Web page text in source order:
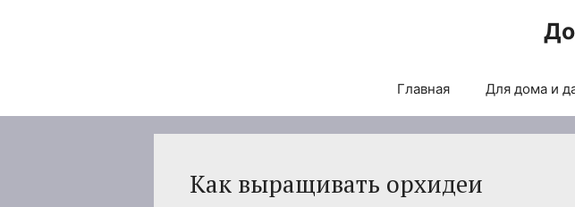
Главная Для дома и
Как выращивать орхидеи